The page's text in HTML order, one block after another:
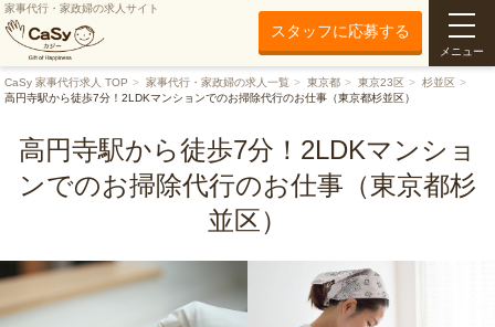
家事代行・家政婦の求人サイト
スタッフに応募する
メニュー
CaSy 家事代行求人 TOP 家事代行・家政婦の求人一覧 東京都 東京23区
杉並区
高円寺駅から徒歩7分！2LDKマンションでのお掃除代行のお仕事（東京都杉並区）
高円寺駅から徒歩7分！2LDKマンショ
ンでのお掃除代行のお仕事（東京都杉
並区）